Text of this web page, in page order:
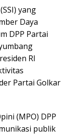
yang
Daya
DPP Partai
RI
Partai Golkar
(MPO) DPP
publik